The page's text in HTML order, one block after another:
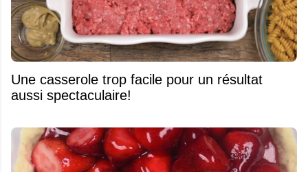
Une casserole trop facile pour un résultat
aussi spectaculaire!